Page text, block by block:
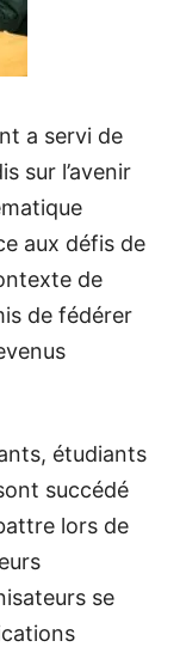
a servi de
sur l’avenir
aux défis de
de
de fédérer
étudiants
succédé
lors de
se